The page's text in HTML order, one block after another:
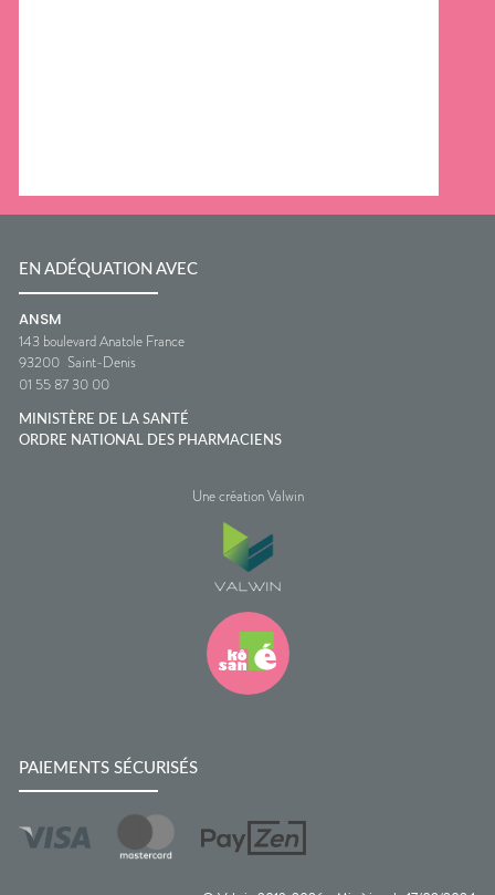
EN ADÉQUATION AVEC
ANSM
143 boulevard Anatole France
93200 Saint-Denis
01 55 87 30 00
MINISTÈRE DE LA SANTÉ
ORDRE NATIONAL DES PHARMACIENS
Une création Valwin
PAIEMENTS SÉCURISÉS